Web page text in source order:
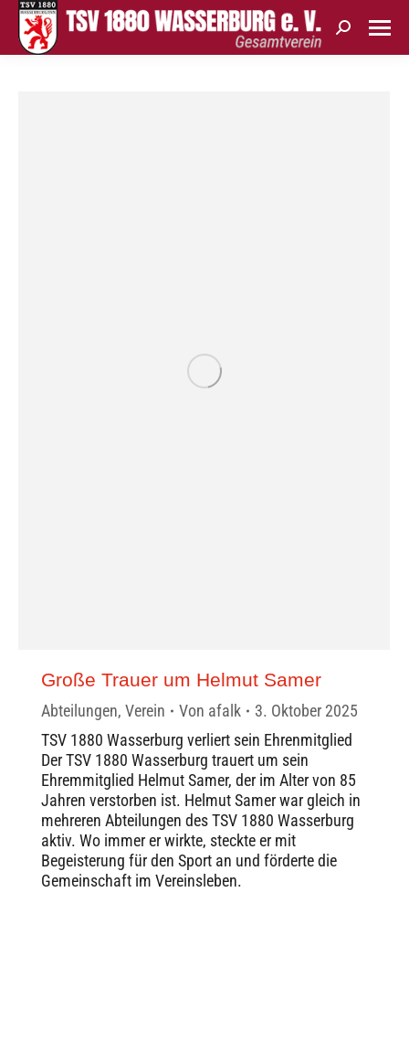
Search:
Große Trauer um Helmut Samer
Abteilungen, Verein Von afalk
3. Oktober 2025
TSV 1880 Wasserburg verliert sein Ehrenmitglied
Der TSV 1880 Wasserburg trauert um sein
Ehremmitglied Helmut Samer, der im Alter von 85
Jahren verstorben ist. Helmut Samer war gleich in
mehreren Abteilungen des TSV 1880 Wasserburg
aktiv. Wo immer er wirkte, steckte er mit
Begeisterung für den Sport an und förderte die
Gemeinschaft im Vereinsleben.